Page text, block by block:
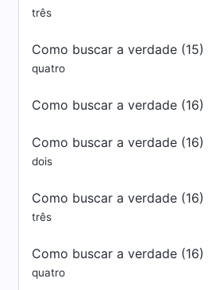
três
Como buscar a verdade (15)
quatro
Como buscar a verdade (16)
Como buscar a verdade (16)
dois
Como buscar a verdade (16)
três
Como buscar a verdade (16)
quatro